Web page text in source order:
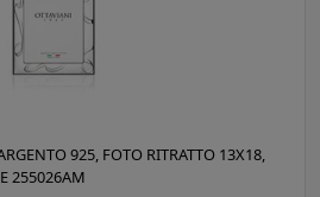
925, FOTO RITRATTO 13X18,
255026AM